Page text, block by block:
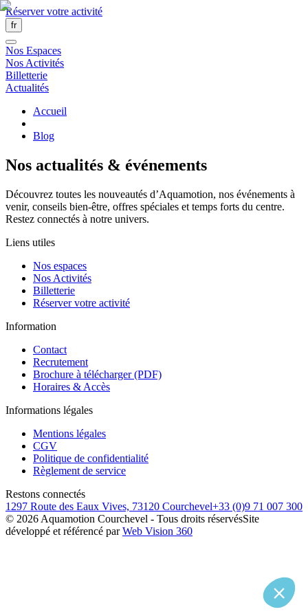
Réserver votre activité
fr
Nos Espaces
Nos Activités
Billetterie
Actualités
Accueil
Blog
Nos actualités & événements
Découvrez toutes les nouveautés d’Aquamotion, nos événements à
venir, conseils bien-être, offres spéciales et temps forts du centre.
Restez connectés à notre univers.
Liens utiles
Nos espaces
Nos Activités
Billetterie
Réserver votre activité
Information
Contact
Recrutement
Brochure à télécharger (PDF)
Horaires & Accès
Informations légales
Mentions légales
CGV
Politique de confidentialité
Règlement de service
Restons connectés
1297 Route des Eaux Vives, 73120 Courchevel+33 (0)9 71 007 300
© 2026 Aquamotion Courchevel - Tous droits réservésSite
développé et référencé par Web Vision 360